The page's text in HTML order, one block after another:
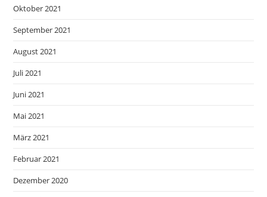
Oktober 2021
September 2021
August 2021
Juli 2021
Juni 2021
Mai 2021
März 2021
Februar 2021
Dezember 2020